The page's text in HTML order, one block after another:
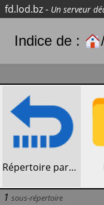
fd.lod.bz- Un serveur
Indice de :
​Répertoire parent
1 sous-répertoire